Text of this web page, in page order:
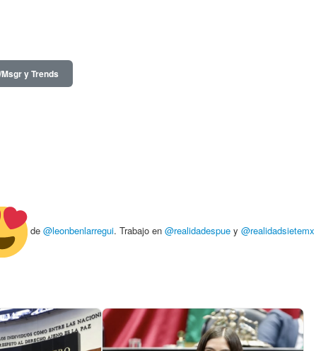
y Trends
de @leonbenlarregui. Trabajo en @realidadespue y @realidadsietemx